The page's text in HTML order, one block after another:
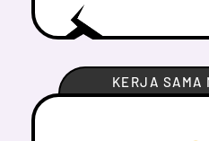
KERJA SAMA